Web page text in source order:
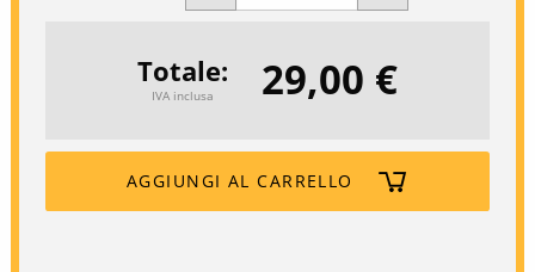
Totale
IVA inclusa 29,00 €
AGGIUNGI AL CARRELLO